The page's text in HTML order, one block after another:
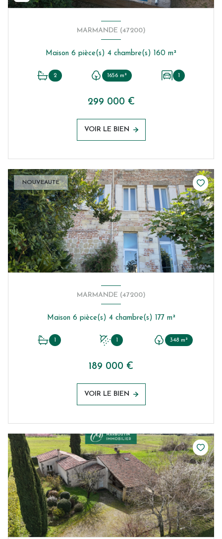
MARMANDE (47200)
Maison 6 pièce(s) 4 chambre(s) 160 m²
2 1656 m² 1
299 000 €
VOIR LE BIEN
NOUVEAUTÉ
MARMANDE (47200)
Maison 6 pièce(s) 4 chambre(s) 177 m²
1 1 348 m²
189 000 €
VOIR LE BIEN